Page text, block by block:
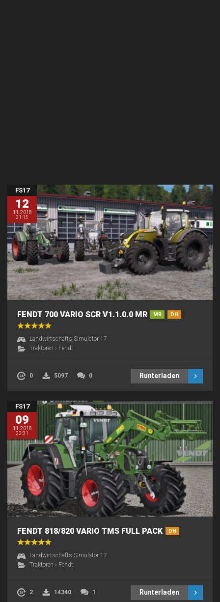
FS17
12
11.2018
21:15
FENDT 700 VARIO SCR V1.1.0.0 MR MR DH
Landwirtschafts Simulator 17
Traktoren › Fendt
0 5097 0 Runterladen
FS17
09
11.2018
22:31
FENDT 818/820 VARIO TMS FULL PACK DH
Landwirtschafts Simulator 17
Traktoren › Fendt
2 14340 1 Runterladen